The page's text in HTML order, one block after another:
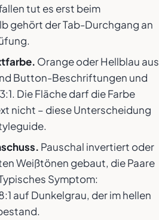
tut es erst beim
gehört der Tab-Durchgang an
Orange oder Hellblau aus
Button-Beschriftungen und
Die Fläche darf die Farbe
nicht – diese Unterscheidung
Pauschal invertiert oder
Weißtönen gebaut, die Paare
Symptom:
auf Dunkelgrau, der im hellen